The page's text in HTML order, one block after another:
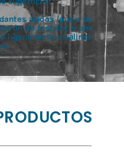
ácidos (que a su
de fosfato) o una
ligeramente alcalinos